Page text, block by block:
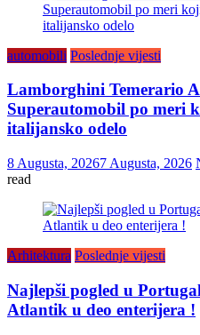
automobili Poslednje vijesti
Lamborghini Temerario
Superautomobil po meri
italijansko odelo
8 Augusta, 20267 Augusta, 2026
read
Arhitektura Poslednje vijesti
Najlepši pogled u
Atlantik u deo enterijera !